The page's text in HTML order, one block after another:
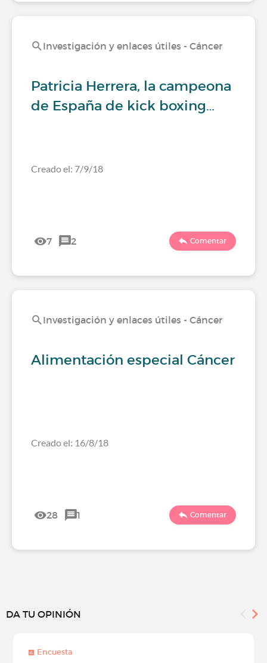
Investigación y enlaces útiles - Cáncer
Patricia Herrera, la campeona
de España de kick boxing…
Creado el: 7/9/18
7 2 Comentar
Investigación y enlaces útiles - Cáncer
Alimentación especial Cáncer
Creado el: 16/8/18
28 1 Comentar
DA TU OPINIÓN
Encuesta